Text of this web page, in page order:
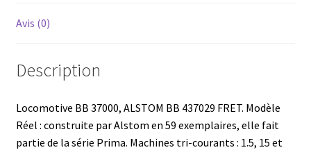
Avis (0)
Description
Locomotive BB 37000, ALSTOM BB 437029 FRET. Modèle
Réel : construite par Alstom en 59 exemplaires, elle fait
partie de la série Prima. Machines tri-courants : 1.5, 15 et